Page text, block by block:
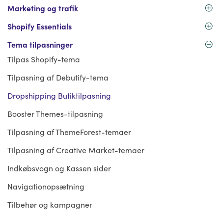
Marketing og trafik
Shopify Essentials
Tema tilpasninger
Tilpas Shopify-tema
Tilpasning af Debutify-tema
Dropshipping Butiktilpasning
Booster Themes-tilpasning
Tilpasning af ThemeForest-temaer
Tilpasning af Creative Market-temaer
Indkøbsvogn og Kassen sider
Navigationopsætning
Tilbehør og kampagner